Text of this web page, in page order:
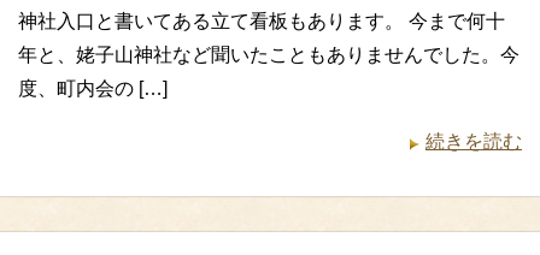
神社入口と書いてある立て看板もあります。 今まで何十
年と、姥子山神社など聞いたこともありませんでした。今
度、町内会の […]
続きを読む